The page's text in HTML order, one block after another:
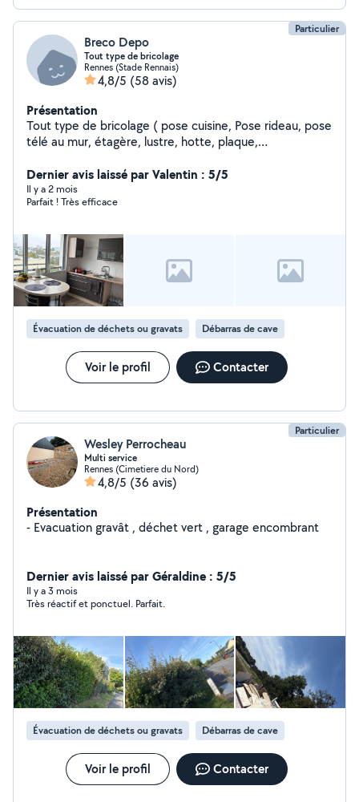
prenne soin de vous à bientôt merci
Particulier
Breco Depo
Tout type de bricolage
Rennes (Stade Rennais)
4,8/5 (58 avis)
Présentation
Tout type de bricolage ( pose cuisine, Pose rideau, pose
télé au mur, étagère, lustre, hotte, plaque,
Dernier avis laissé par Valentin : 5/5
Il y a 2 mois
Parfait ! Très efficace
Évacuation de déchets ou gravats Débarras de cave
Voir le profil Contacter
Particulier
Wesley Perrocheau
Multi service
Rennes (Cimetiere du Nord)
4,8/5 (36 avis)
Présentation
- Evacuation gravât , déchet vert , garage encombrant
Dernier avis laissé par Géraldine : 5/5
Il y a 3 mois
Très réactif et ponctuel. Parfait.
Évacuation de déchets ou gravats Débarras de cave
Voir le profil Contacter